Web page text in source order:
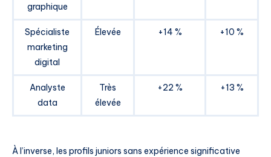
graphique
Spécialiste
marketing
digital
Élevée +14 % +10 %
Analyste
data
Très
élevée
+22 % +13 %
À l’inverse, les profils juniors sans expérience significative